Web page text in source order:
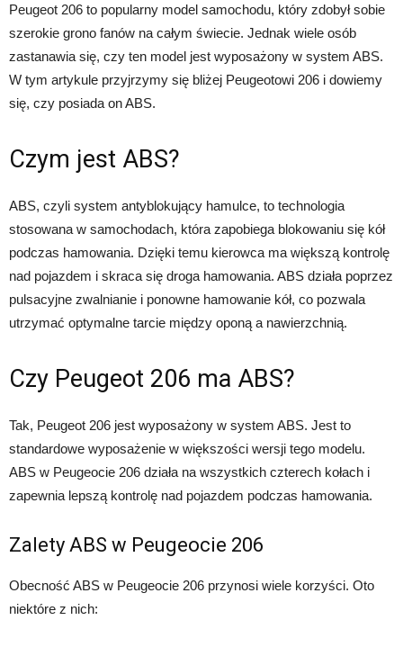
Peugeot 206 to popularny model samochodu, który zdobył sobie
szerokie grono fanów na całym świecie. Jednak wiele osób
zastanawia się, czy ten model jest wyposażony w system ABS.
W tym artykule przyjrzymy się bliżej Peugeotowi 206 i dowiemy
się, czy posiada on ABS.
Czym jest ABS?
ABS, czyli system antyblokujący hamulce, to technologia
stosowana w samochodach, która zapobiega blokowaniu się kół
podczas hamowania. Dzięki temu kierowca ma większą kontrolę
nad pojazdem i skraca się droga hamowania. ABS działa poprzez
pulsacyjne zwalnianie i ponowne hamowanie kół, co pozwala
utrzymać optymalne tarcie między oponą a nawierzchnią.
Czy Peugeot 206 ma ABS?
Tak, Peugeot 206 jest wyposażony w system ABS. Jest to
standardowe wyposażenie w większości wersji tego modelu.
ABS w Peugeocie 206 działa na wszystkich czterech kołach i
zapewnia lepszą kontrolę nad pojazdem podczas hamowania.
Zalety ABS w Peugeocie 206
Obecność ABS w Peugeocie 206 przynosi wiele korzyści. Oto
niektóre z nich: